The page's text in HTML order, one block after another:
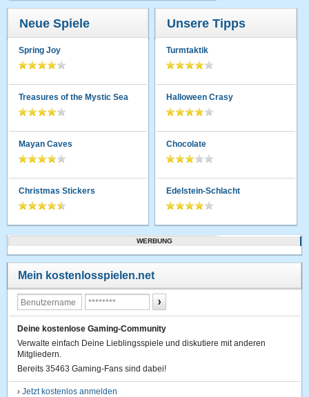
Neue Spiele
Spring Joy
Treasures of the Mystic Sea
Mayan Caves
Christmas Stickers
Unsere Tipps
Turmtaktik
Halloween Crasy
Chocolate
Edelstein-Schlacht
WERBUNG
Mein kostenlosspielen.net
Deine kostenlose Gaming-Community
Verwalte einfach Deine Lieblingsspiele und diskutiere mit anderen
Mitgliedern.
Bereits 35463 Gaming-Fans sind dabei!
›Jetzt kostenlos anmelden